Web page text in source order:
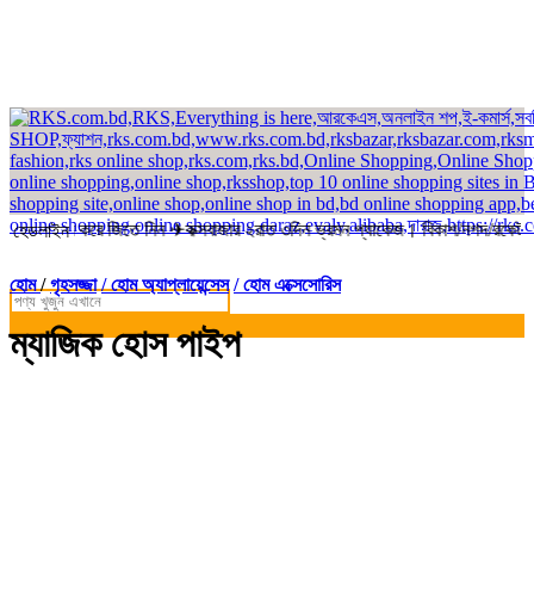
হেডলাইন
করে জিতে নিন ✈কক্সবাজার ২রাত ৩দিন ভ্রমন প্যাকেজ। বিকাশ/নগদ/রকেট-এ
হোম/গৃহসজ্জা / হোম অ্যাপ্লায়েন্সেস / হোম এক্সেসোরিস
ম্যাজিক হোস পাইপ